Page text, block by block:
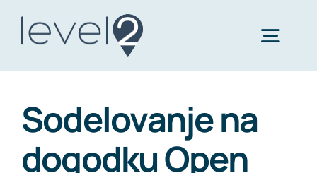
Storitve
Sodelovanje na
dogodku Open